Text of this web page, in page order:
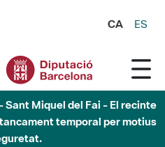
CA ES
Sant Miquel del Fai - El recinte
temporal per motius